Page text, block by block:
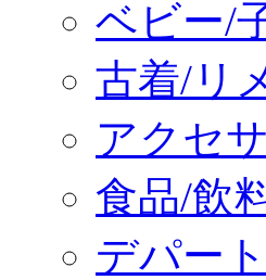
ベビー/
古着/リ
アクセ
食品/飲
デパー